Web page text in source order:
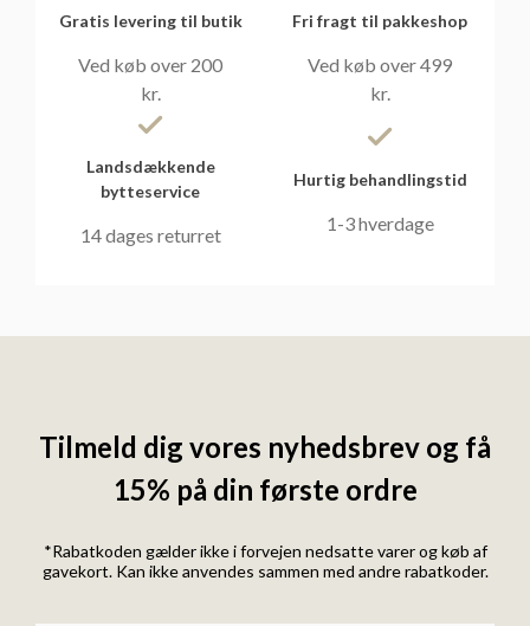
Gratis levering til butik
Ved køb over 200
kr.
Fri fragt til pakkeshop
Ved køb over 499
kr.
Landsdækkende
bytteservice
14 dages returret
Hurtig behandlingstid
1-3 hverdage
Tilmeld dig vores nyhedsbrev og få
15% på din første ordre
*Rabatkoden gælder ikke i forvejen nedsatte varer og køb af
gavekort. Kan ikke anvendes sammen med andre rabatkoder.